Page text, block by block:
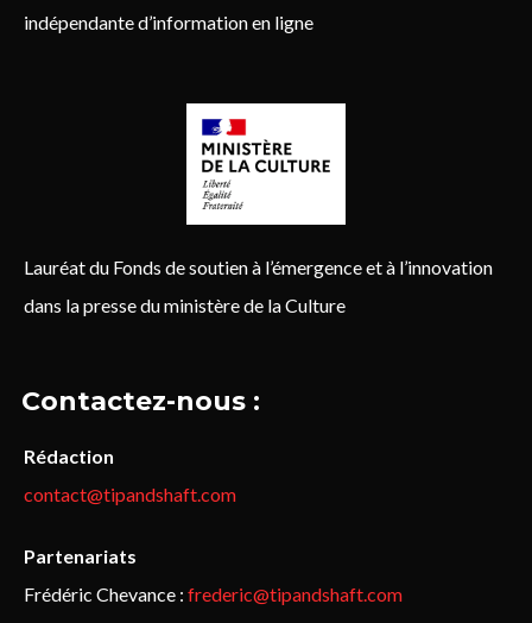
indépendante d’information en ligne
Lauréat du Fonds de soutien à l’émergence et à l’innovation
dans la presse du ministère de la Culture
Contactez-nous :
Rédaction
contact@tipandshaft.com
Partenariats
Frédéric Chevance : frederic@tipandshaft.com